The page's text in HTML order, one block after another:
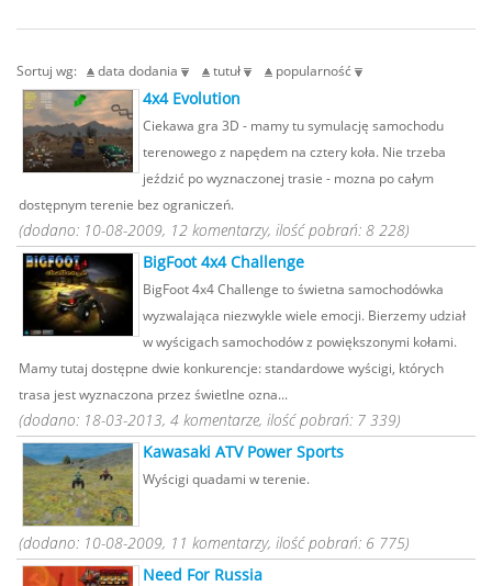
Sortuj wg: data dodania tutuł popularność
4x4 Evolution
Ciekawa gra 3D - mamy tu symulację samochodu
terenowego z napędem na cztery koła. Nie trzeba
jeździć po wyznaczonej trasie - mozna po całym
dostępnym terenie bez ograniczeń.
(dodano: 10-08-2009, 12 komentarzy, ilość pobrań: 8 228)
BigFoot 4x4 Challenge
BigFoot 4x4 Challenge to świetna samochodówka
wyzwalająca niezwykle wiele emocji. Bierzemy udział
w wyścigach samochodów z powiększonymi kołami.
Mamy tutaj dostępne dwie konkurencje: standardowe wyścigi, których
trasa jest wyznaczona przez świetlne ozna...
(dodano: 18-03-2013, 4 komentarze, ilość pobrań: 7 339)
Kawasaki ATV Power Sports
Wyścigi quadami w terenie.
(dodano: 10-08-2009, 11 komentarzy, ilość pobrań: 6 775)
Need For Russia